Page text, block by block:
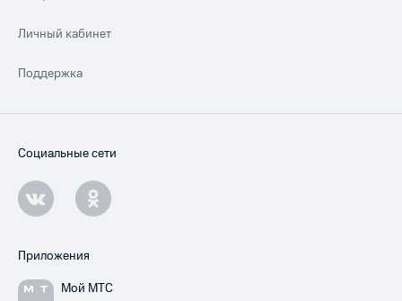
Личный кабинет
Поддержка
Социальные сети
Приложения
Мой МТС